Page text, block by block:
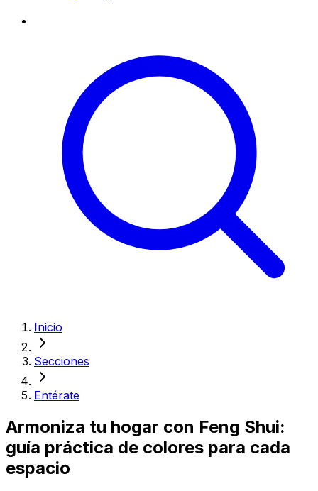
Inicio
Secciones
Entérate
Armoniza tu hogar con Feng Shui:
guía práctica de colores para cada
espacio